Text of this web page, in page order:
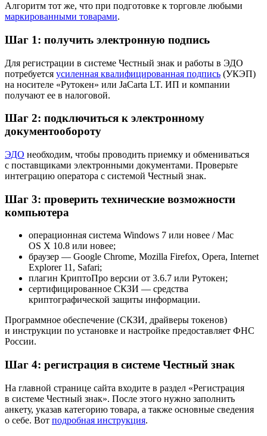
Алгоритм тот же, что при подготовке к торговле любыми
маркированными товарами.
Шаг 1: получить электронную подпись
Для регистрации в системе Честный знак и работы в ЭДО
потребуется усиленная квалифицированная подпись (УКЭП)
на носителе «Рутокен» или JaCarta LT. ИП и компании
получают ее в налоговой.
Шаг 2: подключиться к электронному
документообороту
ЭДО необходим, чтобы проводить приемку и обмениваться
с поставщиками электронными документами. Проверьте
интеграцию оператора с системой Честный знак.
Шаг 3: проверить технические возможности
компьютера
операционная система Windows 7 или новее / Mac
OS X 10.8 или новее;
браузер — Google Chrome, Mozilla Firefox, Opera, Internet
Explorer 11, Safari;
плагин КриптоПро версии от 3.6.7 или Рутокен;
сертифицированное СКЗИ — средства
криптографической защиты информации.
Программное обеспечение (СКЗИ, драйверы токенов)
и инструкции по установке и настройке предоставляет ФНС
России.
Шаг 4: регистрация в системе Честный знак
На главной странице сайта входите в раздел «Регистрация
в системе Честный знак». После этого нужно заполнить
анкету, указав категорию товара, а также основные сведения
о себе. Вот подробная инструкция.